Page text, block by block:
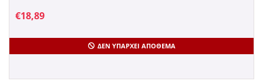
€18,89
ΔΕΝ ΥΠΆΡΧΕΙ ΑΠΌΘΕΜΑ